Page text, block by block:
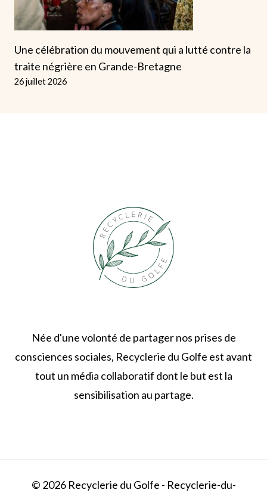
Une célébration du mouvement qui a lutté contre la
traite négrière en Grande-Bretagne
26 juillet 2026
Née d'une volonté de partager nos prises de
consciences sociales, Recyclerie du Golfe est avant
tout un média collaboratif dont le but est la
sensibilisation au partage.
© 2026 Recyclerie du Golfe - Recyclerie-du-